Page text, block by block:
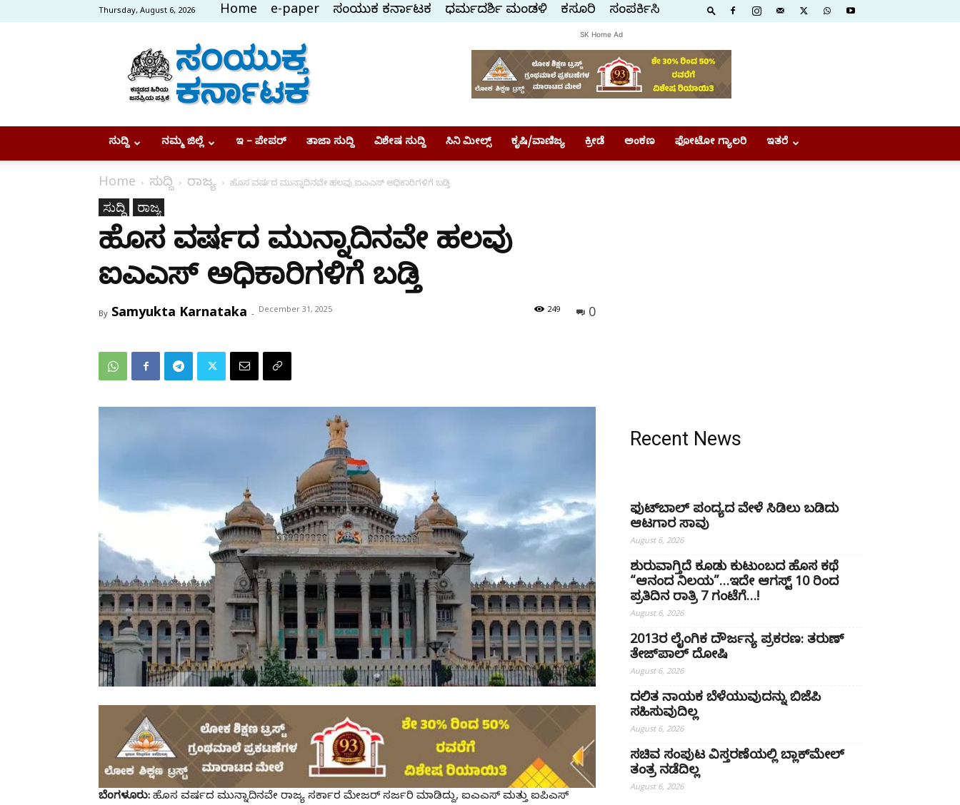
Thursday, August 6, 2026 Home e-paper ಸಂಯುಕ್ತ ಕರ್ನಾಟಕ ಧರ್ಮದರ್ಶಿ ಮಂಡಳಿ ಕಸ್ತೂರಿ ಸಂಪರ್ಕಿಸಿ
Samyukta
Karnataka
SK Home Ad
ಸುದ್ದಿ ನಮ್ಮ ಜಿಲ್ಲೆ ಇ – ಪೇಪರ್ ತಾಜಾ ಸುದ್ದಿ ವಿಶೇಷ ಸುದ್ದಿ ಸಿನಿ ಮೀಲ್ಸ್ ಕೃಷಿ/ವಾಣಿಜ್ಯ ಕ್ರೀಡೆ ಅಂಕಣ ಫೋಟೋ ಗ್ಯಾಲರಿ ಇತರೆ
Home ಸುದ್ದಿ ರಾಜ್ಯ ಹೊಸ ವರ್ಷದ ಮುನ್ನಾದಿನವೇ ಹಲವು ಐಎಎಸ್‌ ಅಧಿಕಾರಿಗಳಿಗೆ ಬಡ್ತಿ
ಸುದ್ದಿ ರಾಜ್ಯ
ಹೊಸ ವರ್ಷದ ಮುನ್ನಾದಿನವೇ ಹಲವು
ಐಎಎಸ್‌ ಅಧಿಕಾರಿಗಳಿಗೆ ಬಡ್ತಿ
By Samyukta Karnataka - December 31, 2025 0
249
ಬೆಂಗಳೂರು: ಹೊಸ ವರ್ಷದ ಮುನ್ನಾದಿನವೇ ರಾಜ್ಯ ಸರ್ಕಾರ ಮೇಜರ್ ಸರ್ಜರಿ ಮಾಡಿದ್ದು, ಐಎಎಸ್‌ ಮತ್ತು ಐಪಿಎಸ್‌
Recent News
ಫುಟ್‌ಬಾಲ್ ಪಂದ್ಯದ ವೇಳೆ ಸಿಡಿಲು ಬಡಿದು
ಆಟಗಾರ ಸಾವು
August 6, 2026
ಶುರುವಾಗ್ತಿದೆ ಕೂಡು ಕುಟುಂಬದ ಹೊಸ ಕಥೆ
“ಆನಂದ ನಿಲಯ”…ಇದೇ ಆಗಸ್ಟ್ 10 ರಿಂದ
ಪ್ರತಿದಿನ ರಾತ್ರಿ 7 ಗಂಟೆಗೆ…!
August 6, 2026
2013ರ ಲೈಂಗಿಕ ದೌರ್ಜನ್ಯ ಪ್ರಕರಣ: ತರುಣ್
ತೇಜ್‌ಪಾಲ್ ದೋಷಿ
August 6, 2026
ದಲಿತ ನಾಯಕ ಬೆಳೆಯುವುದನ್ನು ಬಿಜೆಪಿ
ಸಹಿಸುವುದಿಲ್ಲ
August 6, 2026
ಸಚಿವ ಸಂಪುಟ ವಿಸ್ತರಣೆಯಲ್ಲಿ ಬ್ಲಾಕ್‌ಮೇಲ್
ತಂತ್ರ ನಡೆದಿಲ್ಲ
August 6, 2026